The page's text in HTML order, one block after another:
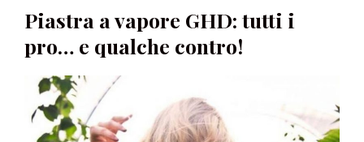
Piastra a vapore GHD: tutti i
pro… e qualche contro!